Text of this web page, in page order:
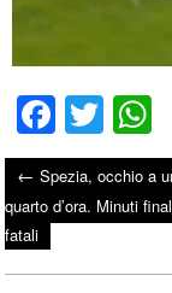
Fa
ce
bo
ok
T
wi
tte
r
Post
← Spezia, occhio a
quarto d’ora. Minuti
fatali